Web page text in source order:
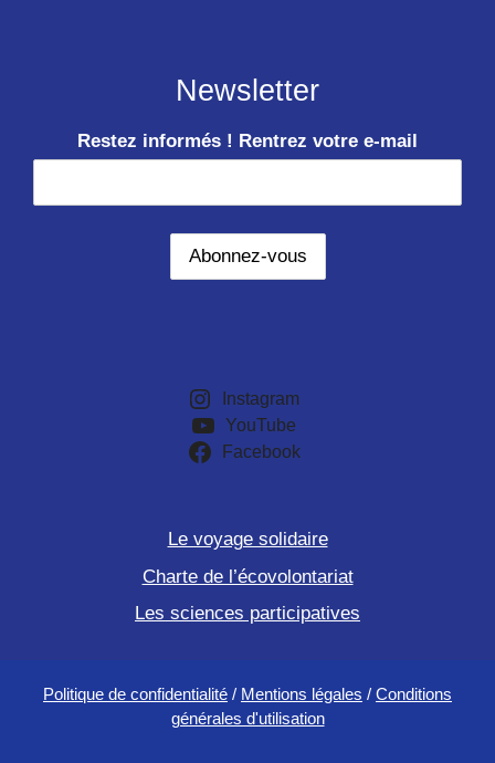
Newsletter
Restez informés ! Rentrez votre e-mail
Instagram
YouTube
Facebook
Le voyage solidaire
Charte de l’écovolontariat
Les sciences participatives
Politique de confidentialité / Mentions légales / Conditions
générales d'utilisation